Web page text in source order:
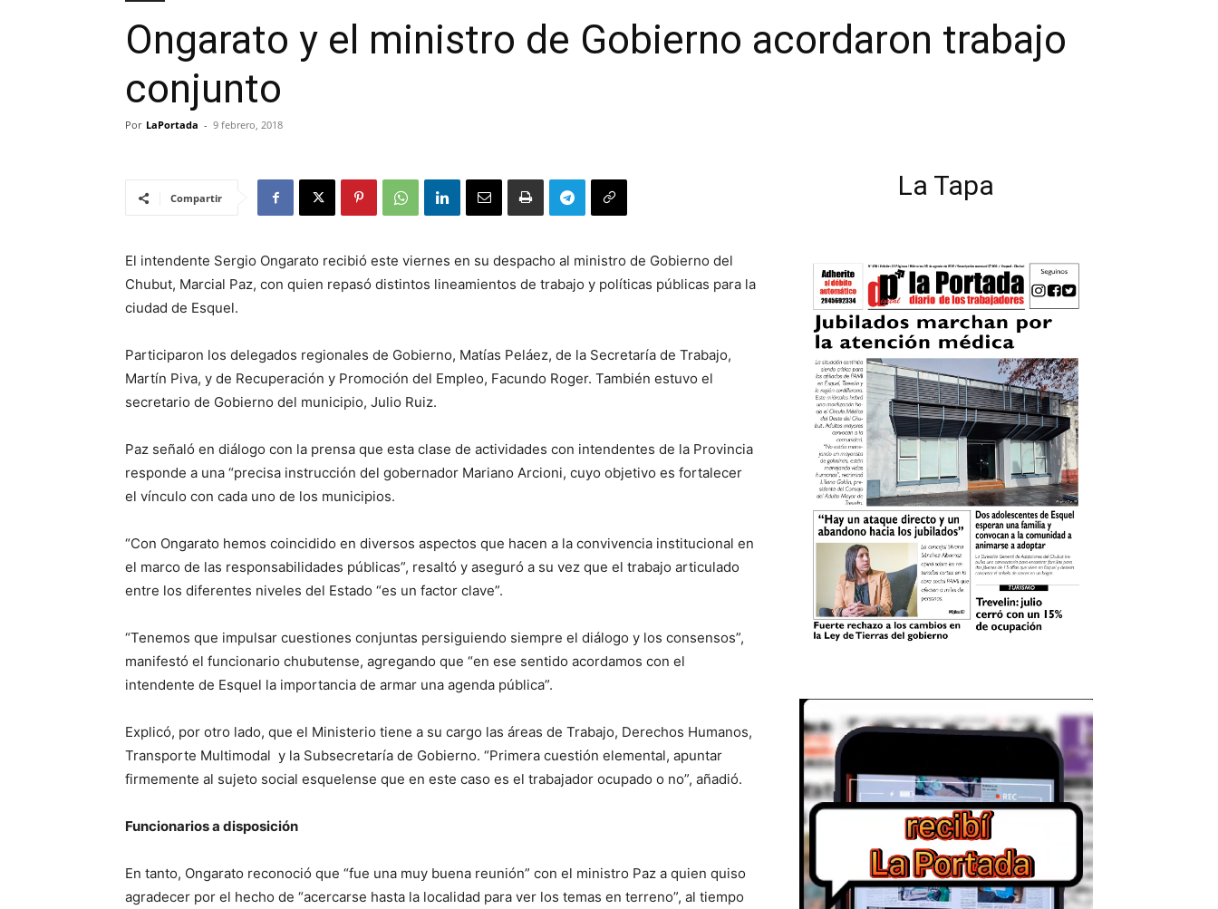
Ongarato y el ministro de Gobierno acordaron trabajo
conjunto
Por LaPortada - 9 febrero, 2018
Compartir
El intendente Sergio Ongarato recibió este viernes en su despacho al ministro de Gobierno del
Chubut, Marcial Paz, con quien repasó distintos lineamientos de trabajo y políticas públicas para la
ciudad de Esquel.
Participaron los delegados regionales de Gobierno, Matías Peláez, de la Secretaría de Trabajo,
Martín Piva, y de Recuperación y Promoción del Empleo, Facundo Roger. También estuvo el
secretario de Gobierno del municipio, Julio Ruiz.
Paz señaló en diálogo con la prensa que esta clase de actividades con intendentes de la Provincia
responde a una “precisa instrucción del gobernador Mariano Arcioni, cuyo objetivo es fortalecer
el vínculo con cada uno de los municipios.
“Con Ongarato hemos coincidido en diversos aspectos que hacen a la convivencia institucional en
el marco de las responsabilidades públicas”, resaltó y aseguró a su vez que el trabajo articulado
entre los diferentes niveles del Estado “es un factor clave”.
“Tenemos que impulsar cuestiones conjuntas persiguiendo siempre el diálogo y los consensos”,
manifestó el funcionario chubutense, agregando que “en ese sentido acordamos con el
intendente de Esquel la importancia de armar una agenda pública”.
Explicó, por otro lado, que el Ministerio tiene a su cargo las áreas de Trabajo, Derechos Humanos,
Transporte Multimodal y la Subsecretaría de Gobierno. “Primera cuestión elemental, apuntar
firmemente al sujeto social esquelense que en este caso es el trabajador ocupado o no”, añadió.
Funcionarios a disposición
En tanto, Ongarato reconoció que “fue una muy buena reunión” con el ministro Paz a quien quiso
agradecer por el hecho de “acercarse hasta la localidad para ver los temas en terreno”, al tiempo
La Tapa